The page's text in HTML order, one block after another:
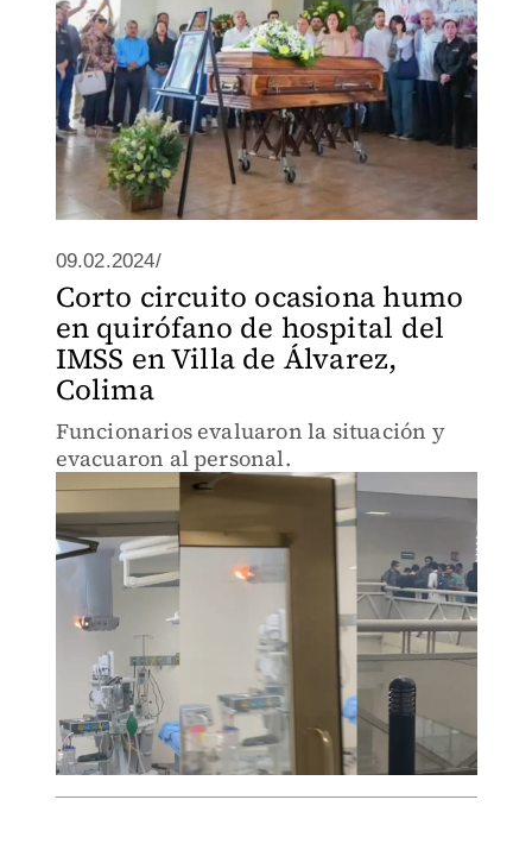
09.02.2024/
Corto circuito ocasiona humo
en quirófano de hospital del
IMSS en Villa de Álvarez,
Colima
Funcionarios evaluaron la situación y
evacuaron al personal.